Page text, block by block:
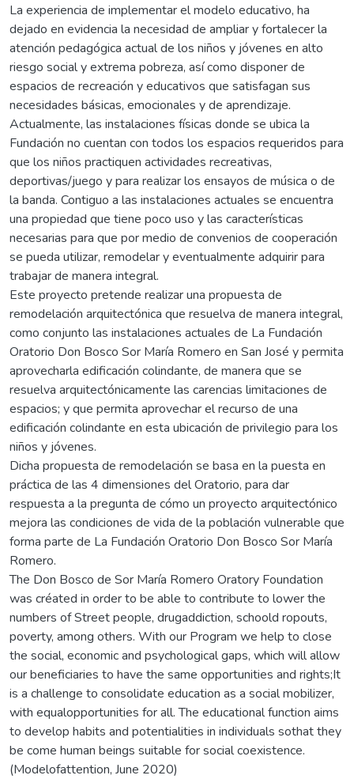
La experiencia de implementar el modelo educativo, ha
dejado en evidencia la necesidad de ampliar y fortalecer la
atención pedagógica actual de los niños y jóvenes en alto
riesgo social y extrema pobreza, así como disponer de
espacios de recreación y educativos que satisfagan sus
necesidades básicas, emocionales y de aprendizaje.
Actualmente, las instalaciones físicas donde se ubica la
Fundación no cuentan con todos los espacios requeridos para
que los niños practiquen actividades recreativas,
deportivas/juego y para realizar los ensayos de música o de
la banda. Contiguo a las instalaciones actuales se encuentra
una propiedad que tiene poco uso y las características
necesarias para que por medio de convenios de cooperación
se pueda utilizar, remodelar y eventualmente adquirir para
trabajar de manera integral.
Este proyecto pretende realizar una propuesta de
remodelación arquitectónica que resuelva de manera integral,
como conjunto las instalaciones actuales de La Fundación
Oratorio Don Bosco Sor María Romero en San José y permita
aprovecharla edificación colindante, de manera que se
resuelva arquitectónicamente las carencias limitaciones de
espacios; y que permita aprovechar el recurso de una
edificación colindante en esta ubicación de privilegio para los
niños y jóvenes.
Dicha propuesta de remodelación se basa en la puesta en
práctica de las 4 dimensiones del Oratorio, para dar
respuesta a la pregunta de cómo un proyecto arquitectónico
mejora las condiciones de vida de la población vulnerable que
forma parte de La Fundación Oratorio Don Bosco Sor María
Romero.
The Don Bosco de Sor María Romero Oratory Foundation
was créated in order to be able to contribute to lower the
numbers of Street people, drugaddiction, schoold ropouts,
poverty, among others. With our Program we help to close
the social, economic and psychological gaps, which will allow
our beneficiaries to have the same opportunities and rights;It
is a challenge to consolidate education as a social mobilizer,
with equalopportunities for all. The educational function aims
to develop habits and potentialities in individuals sothat they
be come human beings suitable for social coexistence.
(Modelofattention, June 2020)